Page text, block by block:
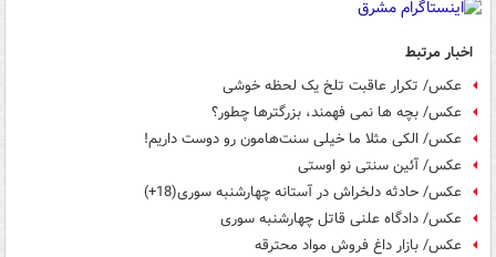
اخبار مرتبط
عکس/ تکرار عاقبت تلخ یک لحظه خوشی
عکس/ بچه ها نمی فهمند، بزرگترها چطور؟
عکس/ الکی مثلا ما خیلی سنت‌هامون رو دوست داریم!
عکس/ آئین سنتی نو اوستی
عکس/ حادثه دلخراش در آستانه چهارشنبه‌ سوری(18+)
عکس/ دادگاه علنی قاتل چهارشنبه سوری
عکس/ بازار داغ فروش مواد محترقه